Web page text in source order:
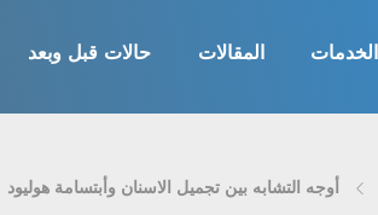
الخدمات المقالات حالات قبل وبعد
أوجه التشابه بين تجميل الاسنان وأبتسامة هوليود